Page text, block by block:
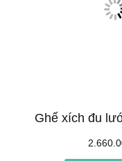
Ghế xích đu